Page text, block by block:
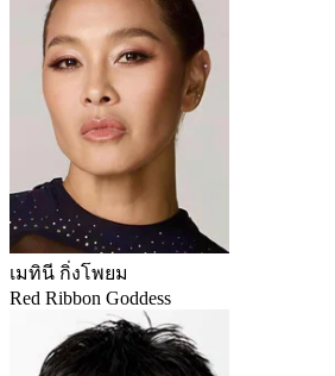
เมทินี กิ่งโพยม
Red Ribbon Goddess